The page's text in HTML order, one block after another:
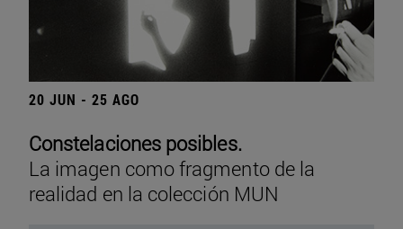
20 JUN - 25 AGO
Constelaciones posibles.
La imagen como fragmento de la
realidad en la colección MUN